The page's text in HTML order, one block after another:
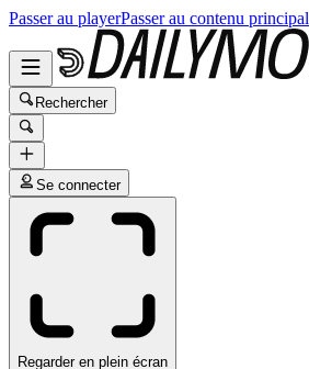
Passer au playerPasser au contenu principal
Rechercher
Se connecter
Regarder en plein écran